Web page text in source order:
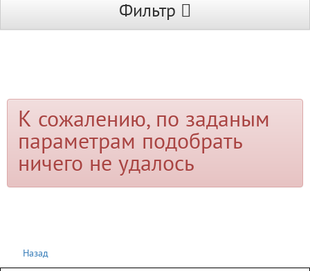
Фильтр
К сожалению, по заданым
параметрам подобрать
ничего не удалось
Назад